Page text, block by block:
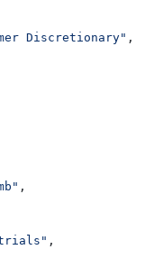
Discretionary" ,
,
,